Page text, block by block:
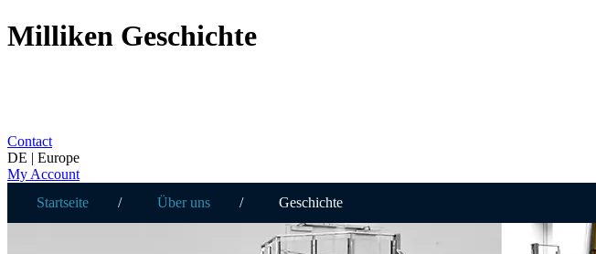
Milliken Geschichte
Contact
DE | Europe
My Account
Startseite
Über uns Geschichte